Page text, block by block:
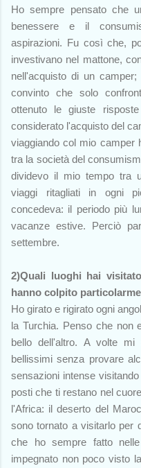
Ho sempre pensato che
benessere e il
aspirazioni. Fu così che,
investivano nel mattone,
nell'acquisto di un
convinto che solo
ottenuto le giuste
considerato l'acquisto del
viaggiando col mio camper
tra la società del
dividevo il mio tempo tra
viaggi ritagliati in ogni
concedeva: il periodo più
vacanze estive. Perciò
settembre.
2)Quali luoghi hai
hanno colpito
Ho girato e rigirato ogni
la Turchia. Penso che non
bello dell'altro. A volte
bellissimi senza provare
sensazioni intense
posti che ti restano nel
l'Africa: il deserto del
sono tornato a visitarlo per
che ho sempre fatto
impegnato non poco visto